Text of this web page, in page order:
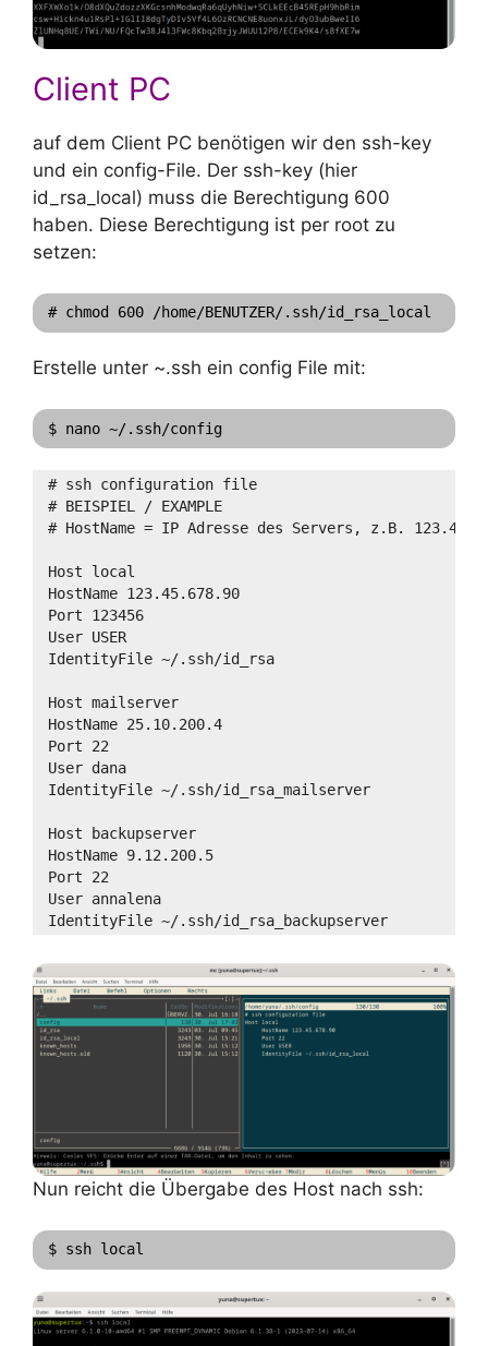
Client PC
auf dem Client PC benötigen wir den ssh-key
und ein config-File. Der ssh-key (hier
id_rsa_local) muss die Berechtigung 600
haben. Diese Berechtigung ist per root zu
setzen:
# chmod 600 /home/BENUTZER/.ssh/id_rsa_local
Erstelle unter ~.ssh ein config File mit:
$ nano ~/.ssh/config
# ssh configuration file
# BEISPIEL / EXAMPLE
# HostName = IP Adresse des Servers, z.B.
Host local
HostName 123.45.678.90
Port 123456
User USER
IdentityFile ~/.ssh/id_rsa
Host mailserver
HostName 25.10.200.4
Port 22
User dana
IdentityFile ~/.ssh/id_rsa_mailserver
Host backupserver
HostName 9.12.200.5
Port 22
User annalena
IdentityFile ~/.ssh/id_rsa_backupserver
Nun reicht die Übergabe des Host nach ssh:
$ ssh local